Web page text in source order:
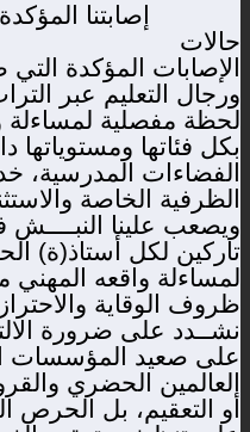
إصابتنا
حالات
الإصابات المؤكدة
ورجال التعليم عبر
لحظة مفصلية لمساءلة
بكل فئاتها ومستوياتها
الفضاءات المدرسية،
الظرفية الخاصة
ويصعب علينا
تاركين لكل أستاذ(ة)
لمساءلة واقعه
ظروف الوقاية
نشــدد على ضرورة
على صعيد المؤسسات
العالمين الحضري
أو التعقيم، بل الحرص